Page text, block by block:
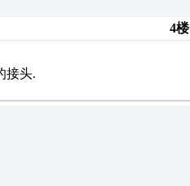
4楼
接头.